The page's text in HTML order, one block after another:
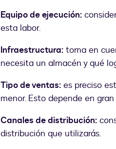
Equipo de ejecución:
esta labor.
Infraestructura: toma en
necesita un almacén y qué
Tipo de ventas: es preciso
menor. Esto depende en
Canales de distribución:
distribución que utilizarás.